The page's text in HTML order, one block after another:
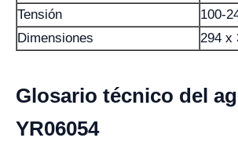
Tensión
100-
Dimensiones
294 x
Glosario técnico del
YR06054